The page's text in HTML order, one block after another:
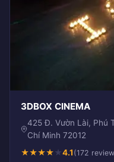
3DBOX CINEMA
425 Đ. Vườn Lài, Phú
Chí Minh 72012
★★★★★4.1 (172